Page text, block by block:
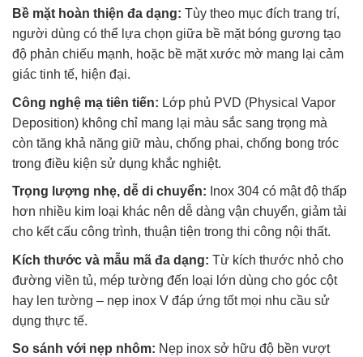
Bề mặt hoàn thiện đa dạng: Tùy theo mục đích trang trí,
người dùng có thể lựa chọn giữa bề mặt bóng gương tạo
độ phản chiếu mạnh, hoặc bề mặt xước mờ mang lại cảm
giác tinh tế, hiện đại.
Công nghệ mạ tiên tiến: Lớp phủ PVD (Physical Vapor
Deposition) không chỉ mang lại màu sắc sang trọng mà
còn tăng khả năng giữ màu, chống phai, chống bong tróc
trong điều kiện sử dụng khắc nghiệt.
Trọng lượng nhẹ, dễ di chuyển: Inox 304 có mật độ thấp
hơn nhiều kim loại khác nên dễ dàng vận chuyển, giảm tải
cho kết cấu công trình, thuận tiện trong thi công nội thất.
Kích thước và mẫu mã đa dạng: Từ kích thước nhỏ cho
đường viền tủ, mép tường đến loại lớn dùng cho góc cột
hay len tường – nẹp inox V đáp ứng tốt mọi nhu cầu sử
dụng thực tế.
So sánh với nẹp nhôm: Nẹp inox sở hữu độ bền vượt